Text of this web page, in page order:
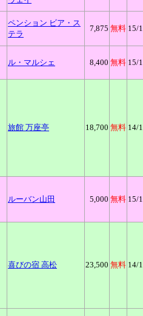
ペンション ビア ・ス
テラ
7,875 無料 15/
ル ・マルシェ 8,400 無料 15/
旅館 万座亭 18,700 無料 14/
ルーバン山田 5,000 無料 15/
喜びの宿 高松 23,500 無料 14/